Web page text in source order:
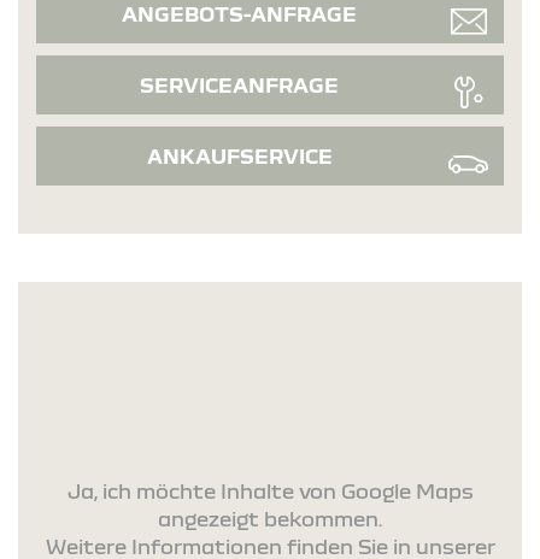
ANGEBOTS-ANFRAGE
SERVICEANFRAGE
ANKAUFSERVICE
Ja, ich möchte Inhalte von Google Maps
angezeigt bekommen.
Weitere Informationen finden Sie in unserer